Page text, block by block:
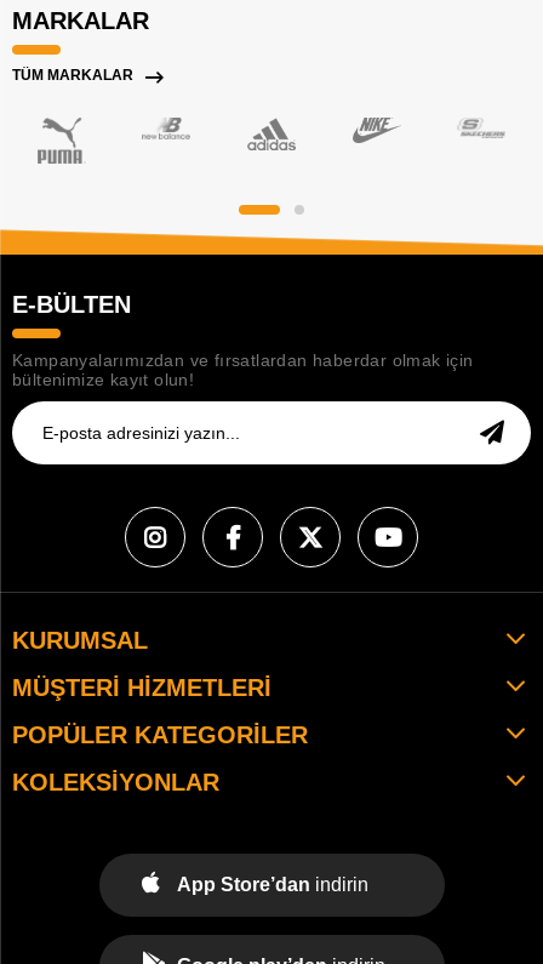
MARKALAR
TÜM MARKALAR
E-BÜLTEN
Kampanyalarımızdan ve fırsatlardan haberdar olmak için
bültenimize kayıt olun!
KURUMSAL
MÜŞTERI HIZMETLERI
POPÜLER KATEGORILER
KOLEKSIYONLAR
App Store’dan indirin